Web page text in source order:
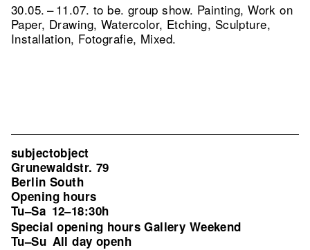
30.05. – 11.07. to be. group show. Painting, Work on
Paper, Drawing, Watercolor, Etching, Sculpture,
Installation, Fotografie, Mixed.
subjectobject
Grunewaldstr. 79
Berlin South
Opening hours
Tu–Sa 12–18:30h
Special opening hours Gallery Weekend
Tu–Su All day openh